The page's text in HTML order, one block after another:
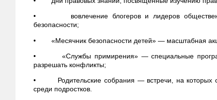
• вовлечение блогеров и лидеров
безопасности;
• «Месячник безопасности детей» — масштабная
• «Службы примирения» — специальные
разрешать конфликты;
• Родительские собрания — встречи, на которых
среди подростков.